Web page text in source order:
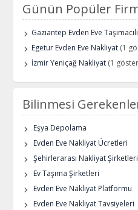
Günün Popüler
Gaziantep Evden Eve
Egetur Evden Eve Nakliyat (1
İzmir Yeniçağ Nakliyat (1
Bilinmesi
Eşya Depolama
Evden Eve Nakliyat Ücretleri
Şehirlerarası Nakliyat Şirketleri
Ev Taşıma Şirketleri
Evden Eve Nakliyat Platformu
Evden Eve Nakliyat Tavsiyeleri